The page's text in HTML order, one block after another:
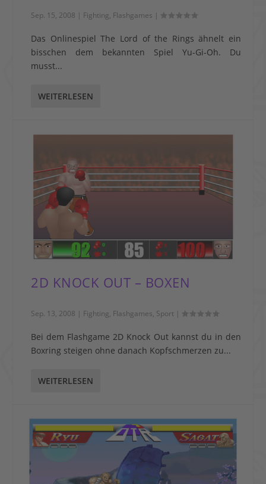
Sep. 15, 2008 | Fighting, Flashgames |
Das Onlinespiel The Lord of the Rings ähnelt ein
bisschen dem bekannten Spiel Yu-Gi-Oh. Du
musst...
WEITERLESEN
2D KNOCK OUT – BOXEN
Sep. 13, 2008 | Fighting, Flashgames, Sport |
Bei dem Flashgame 2D Knock Out kannst du in den
Boxring steigen ohne danach Kopfschmerzen zu...
WEITERLESEN